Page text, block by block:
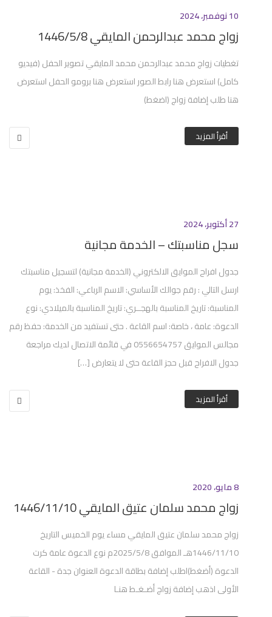
10 نوفمبر، 2024
زواج محمد عبدالرحمن المايقي 1446/5/8
تغطيات زواج محمد عبدالرحمن محمد المايقي تصوير الحفل (فيديو
كامل) استعرض هنا رابط الصور استعرض هنا برومو الحفل استعرض
هنا طلب إضافة زواج (اضغط)
أقرأ المزيد
27 أكتوبر، 2024
سجل مناسبتك – الخدمة مجانية
جدول افراح الموايق الالكتروني (الخدمة مجانية) لتسجيل مناسبتك
ارسل التالي : رقم جوالك الأساسي: الاسم الرباعي: الفخذ: يوم
المناسبة: تاريخ المناسبة بالهجــري: تاريخ المناسبة بالميلادي: نوع
الدعوة: عامة ، خاصة: اسم القاعة . حتى تستفيد من الخدمة: حفظ رقم
مجالس الموايق 0556654757 في قائمة الاتصال لديك مراجعة
جدول الافراح قبل حجز القاعة حتى لا يتعارض […]
أقرأ المزيد
8 مايو، 2020
زواج محمد سلمان عتيق المايقي 1446/11/10
زواج محمد سلمان عتيق المايقي مساء يوم الخميس التاريخ
1446/11/10هـ الموافق 2025/5/8م نوع الدعوة عامة كرت
الدعوة (أضغط)اطلب إضافة بطاقة الدعوة العنوان جدة - القاعة
الأولى اذهب إضافة زواج أضـغـط هنـا